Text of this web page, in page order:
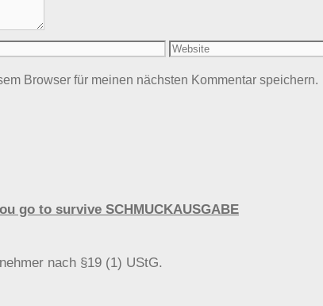
Website
Browser für meinen nächsten Kommentar speichern.
go to survive SCHMUCKAUSGABE
nach §19 (1) UStG.